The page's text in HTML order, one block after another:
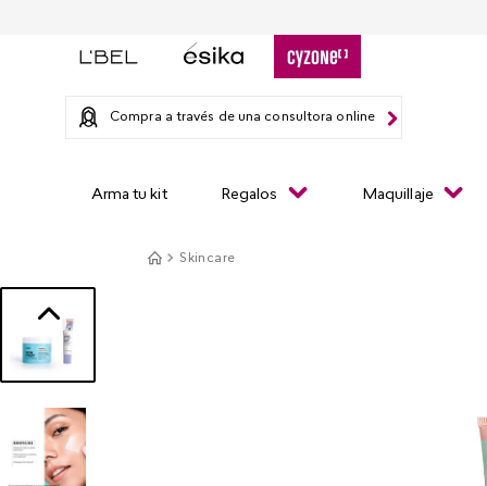
Compra a través de una consultora online
Arma tu kit Regalos Maquillaje
Skincare